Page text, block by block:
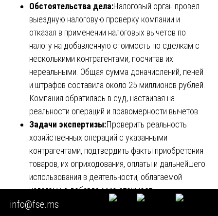
Обстоятельства дела:Налоговый орган провел
выездную налоговую проверку компании и
отказал в применении налоговых вычетов по
налогу на добавленную стоимость по сделкам с
несколькими контрагентами, посчитав их
нереальными. Общая сумма доначислений, пеней
и штрафов составила около 25 миллионов рублей.
Компания обратилась в суд, настаивая на
реальности операций и правомерности вычетов.
Задачи экспертизы:Проверить реальность
хозяйственных операций с указанными
контрагентами, подтвердить факты приобретения
товаров, их оприходования, оплаты и дальнейшего
использования в деятельности, облагаемой
налогом на добавленную стоимость.
Проведенное исследование: Эксперты провели
info@fse.ms